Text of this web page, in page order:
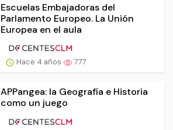
Escuelas Embajadoras del
Parlamento Europeo. La Unión
Europea en el aula
Hace 4 años 777
APPangea: la Geografía e Historia
como un juego